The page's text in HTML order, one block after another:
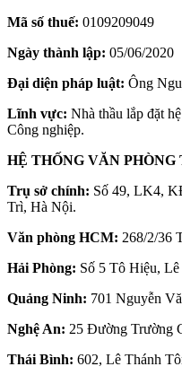
Mã số thuế: 0109209049
Ngày thành lập: 05/06/2020
Đại diện pháp luật: Ông
Lĩnh vực: Nhà thầu lắp đặt
Công nghiệp.
HỆ THỐNG VĂN PHÒNG
Trụ sở chính: Số 49, LK4,
Trì, Hà Nội.
Văn phòng HCM: 268/2/36
Hải Phòng: Số 5 Tô Hiệu,
Quảng Ninh: 701 Nguyễn
Nghệ An: 25 Đường Trường
Thái Bình: 602, Lê Thánh